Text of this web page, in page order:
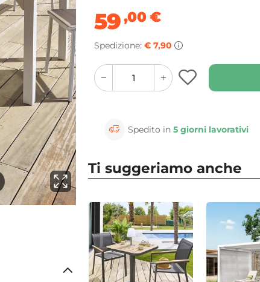
⚲ Clicca per
59,00€
Spedizione: € 7,90
quantity
button
quantity
minus
button
Spedito in5 giorni lavorativi
Ti suggeriamo anche